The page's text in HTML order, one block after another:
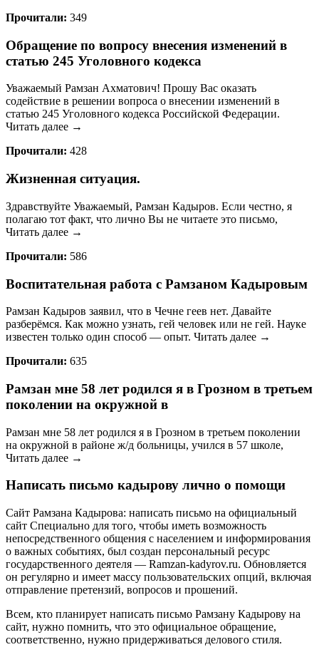
Прочитали: 349
Обращение по вопросу внесения изменений в
статью 245 Уголовного кодекса
Уважаемый Рамзан Ахматович! Прошу Вас оказать
содействие в решении вопроса о внесении изменений в
статью 245 Уголовного кодекса Российской Федерации.
Читать далее →
Прочитали: 428
Жизненная ситуация.
Здравствуйте Уважаемый, Рамзан Кадыров. Если честно, я
полагаю тот факт, что лично Вы не читаете это письмо,
Читать далее →
Прочитали: 586
Воспитательная работа с Рамзаном Кадыровым
Рамзан Кадыров заявил, что в Чечне геев нет. Давайте
разберёмся. Как можно узнать, гей человек или не гей. Науке
известен только один способ — опыт. Читать далее →
Прочитали: 635
Рамзан мне 58 лет родился я в Грозном в третьем
поколении на окружной в
Рамзан мне 58 лет родился я в Грозном в третьем поколении
на окружной в районе ж/д больницы, учился в 57 школе,
Читать далее →
Написать письмо кадырову лично о помощи
Сайт Рамзана Кадырова: написать письмо на официальный
сайт Специально для того, чтобы иметь возможность
непосредственного общения с населением и информирования
о важных событиях, был создан персональный ресурс
государственного деятеля — Ramzan-kadyrov.ru. Обновляется
он регулярно и имеет массу пользовательских опций, включая
отправление претензий, вопросов и прошений.
Всем, кто планирует написать письмо Рамзану Кадырову на
сайт, нужно помнить, что это официальное обращение,
соответственно, нужно придерживаться делового стиля.